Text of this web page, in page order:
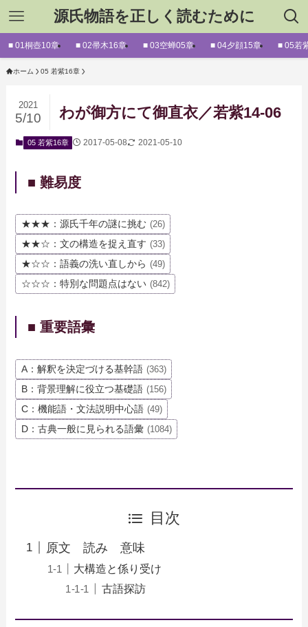
源氏物語を正しく読むために
■ 01桐壺10章 ■ 02帚木16章 ■ 03空蝉05章 ■ 04夕顔15章 ■ 05若
ホーム 05 若紫16章
わが御方にて御直衣／若紫14-06
2021
5/10
05 若紫16章 2017-05-08 2021-05-10
■ 難易度
★★★：源氏千年の謎に挑む (26)
★★☆：文の構造を捉え直す (33)
★☆☆：語義の洗い直しから (49)
☆☆☆：特別な問題点はない (842)
■ 重要語彙
A：解釈を決定づける基幹語 (363)
B：背景理解に役立つ基礎語 (156)
C：機能語・文法説明中心語 (49)
D：古典一般に見られる語彙 (1084)
目次
原文 読み 意味
大構造と係り受け
古語探訪